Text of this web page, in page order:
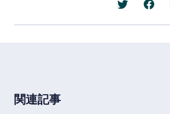
関連記事